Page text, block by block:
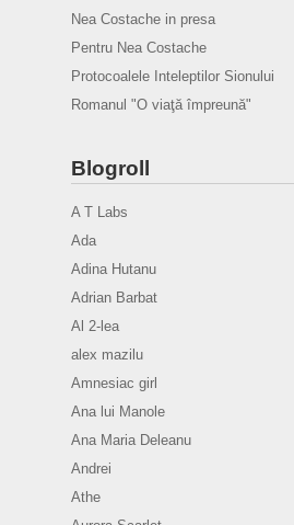
Nea Costache in presa
Pentru Nea Costache
Protocoalele Inteleptilor Sionului
Romanul "O viaţă împreună"
Blogroll
A T Labs
Ada
Adina Hutanu
Adrian Barbat
Al 2-lea
alex mazilu
Amnesiac girl
Ana lui Manole
Ana Maria Deleanu
Andrei
Athe